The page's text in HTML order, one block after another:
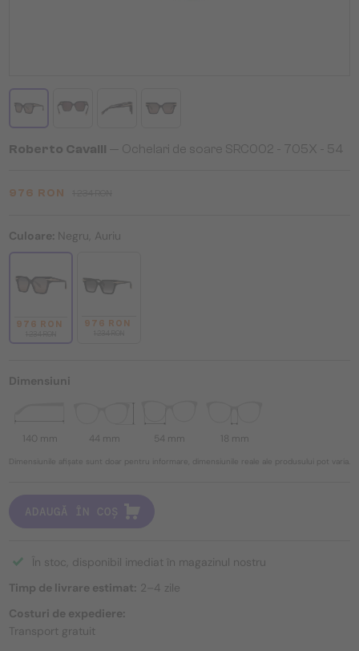
Roberto Cavalli — Ochelari de soare SRC002 - 705X - 54
976 RON
Culoare: Negru, Auriu
976 RON 976 RON
Dimensiuni
140 mm 44 mm 54 mm 18 mm
Dimensiunile afișate sunt doar pentru informare, dimensiunile reale ale produsului pot varia.
ADAUGĂ ÎN COȘ
În stoc, disponibil imediat în magazinul nostru
Timp de livrare estimat: 2–4 zile
Costuri de expediere:
Transport gratuit